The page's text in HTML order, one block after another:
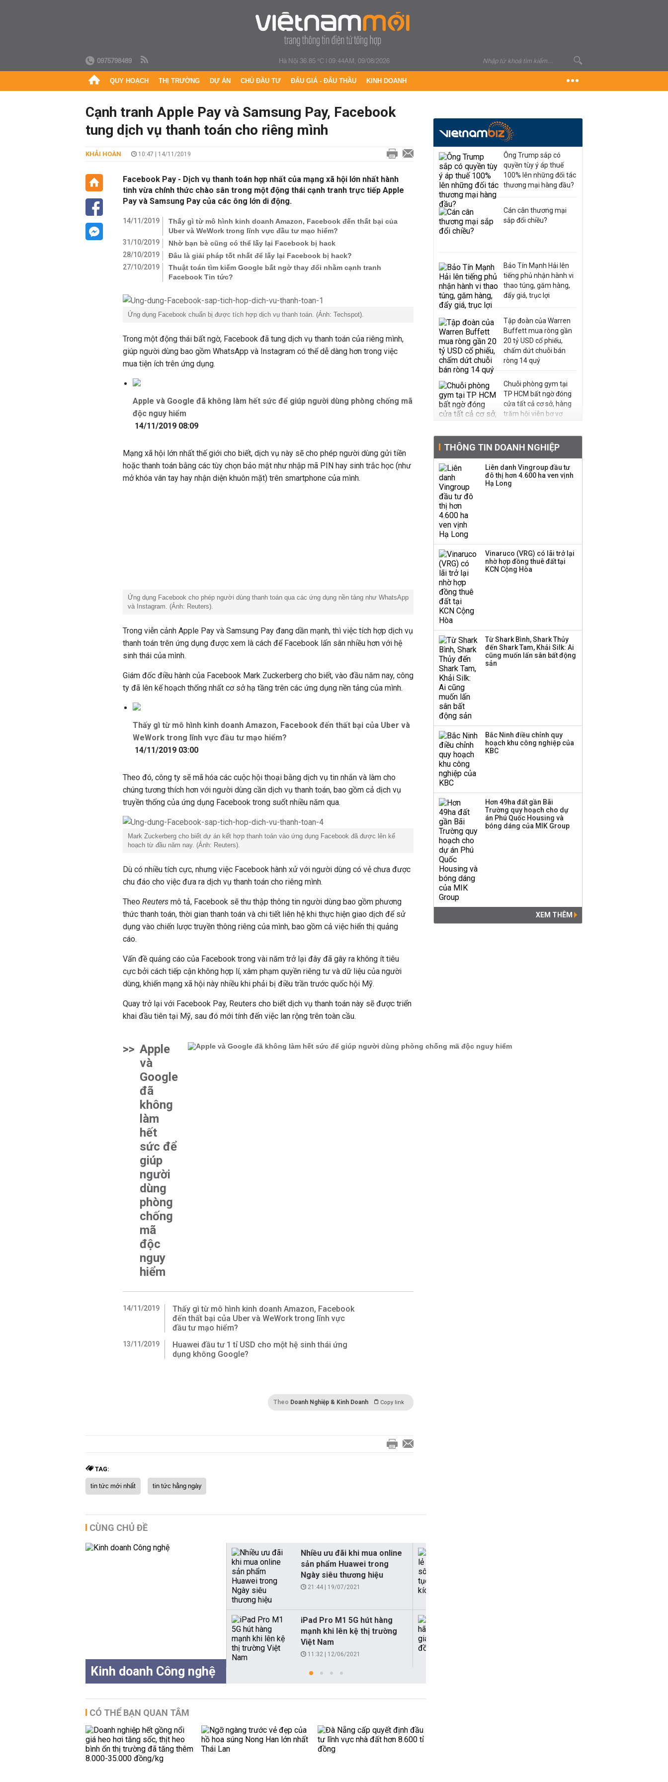
0975798489 Hà Nội 36.85 °C|09:44AM, 09/08/2026
QUY HOẠCH THỊ TRƯỜNG DỰ ÁN CHỦ ĐẦU TƯ ĐẤU GIÁ - ĐẤU THẦU KINH DOANH
Cạnh tranh Apple Pay và Samsung Pay, Facebook
tung dịch vụ thanh toán cho riêng mình
KHẢI HOÀN 10:47 | 14/11/2019
Facebook Pay - Dịch vụ thanh toán hợp nhất của mạng xã hội lớn nhất hành
tinh vừa chính thức chào sân trong một động thái cạnh tranh trực tiếp Apple
Pay và Samsung Pay của các ông lớn di động.
14/11/2019
Thấy gì từ mô hình kinh doanh Amazon, Facebook đến thất bại của
Uber và WeWork trong lĩnh vực đầu tư mạo hiểm?
31/10/2019
Nhờ bạn bè cũng có thể lấy lại Facebook bị hack
28/10/2019
Đâu là giải pháp tốt nhất để lấy lại Facebook bị hack?
27/10/2019
Thuật toán tìm kiếm Google bất ngờ thay đổi nhằm cạnh tranh
Facebook Tin tức?
Ứng dụng Facebook chuẩn bị được tích hợp dịch vụ thanh toán. (Ảnh: Techspot).
Trong một động thái bất ngờ, Facebook đã tung dịch vụ thanh toán của riêng mình,
giúp người dùng bao gồm WhatsApp và Instagram có thể dễ dàng hơn trong việc
mua tiện ích trên ứng dụng.
Apple và Google đã không làm hết sức để giúp người dùng phòng chống mã
độc nguy hiểm
14/11/2019 08:09
Mạng xã hội lớn nhất thế giới cho biết, dịch vụ này sẽ cho phép người dùng gửi tiền
hoặc thanh toán bằng các tùy chọn bảo mật như nhập mã PIN hay sinh trắc học (như
mở khóa vân tay hay nhận diện khuôn mặt) trên smartphone của mình.
Ứng dụng Facebook cho phép người dùng thanh toán qua các ứng dụng nền tảng như WhatsApp
và Instagram. (Ảnh: Reuters).
Trong viễn cảnh Apple Pay và Samsung Pay đang dần mạnh, thì việc tích hợp dịch vụ
thanh toán trên ứng dụng được xem là cách để Facebook lấn sân nhiều hơn với hệ
sinh thái của mình.
Giám đốc điều hành của Facebook Mark Zuckerberg cho biết, vào đầu năm nay, công
ty đã lên kế hoạch thống nhất cơ sở hạ tầng trên các ứng dụng nền tảng của mình.
Thấy gì từ mô hình kinh doanh Amazon, Facebook đến thất bại của Uber và
WeWork trong lĩnh vực đầu tư mạo hiểm?
14/11/2019 03:00
Theo đó, công ty sẽ mã hóa các cuộc hội thoại bằng dịch vụ tin nhắn và làm cho
chúng tương thích hơn với người dùng cần dịch vụ thanh toán, bao gồm cả dịch vụ
truyền thống của ứng dụng Facebook trong suốt nhiều năm qua.
Mark Zuckerberg cho biết dự án kết hợp thanh toán vào ứng dụng Facebook đã được lên kế
hoạch từ đầu năm nay. (Ảnh: Reuters).
Dù có nhiều tích cực, nhưng việc Facebook hành xử với người dùng có vẻ chưa được
chu đáo cho việc đưa ra dịch vụ thanh toán cho riêng mình.
Theo Reuters mô tả, Facebook sẽ thu thập thông tin người dùng bao gồm phương
thức thanh toán, thời gian thanh toán và chi tiết liên hệ khi thực hiện giao dịch để sử
dụng vào chiến lược truyền thông riêng của mình, bao gồm cả việc hiển thị quảng
cáo.
Vấn đề quảng cáo của Facebook trong vài năm trở lại đây đã gây ra không ít tiêu
cực bởi cách tiếp cận không hợp lí, xâm phạm quyền riêng tư và dữ liệu của người
dùng, khiến mạng xã hội này nhiều khi phải bị điều trần trước quốc hội Mỹ.
Quay trở lại với Facebook Pay, Reuters cho biết dịch vụ thanh toán này sẽ được triển
khai đầu tiên tại Mỹ, sau đó mới tính đến việc lan rộng trên toàn cầu.
>> Apple
và
Google
đã
không
làm
hết
sức để
giúp
người
dùng
phòng
chống
mã
độc
nguy
hiểm
14/11/2019
Thấy gì từ mô hình kinh doanh Amazon, Facebook
đến thất bại của Uber và WeWork trong lĩnh vực
đầu tư mạo hiểm?
13/11/2019
Huawei đầu tư 1 tỉ USD cho một hệ sinh thái ứng
dụng không Google?
Theo Doanh Nghiệp & Kinh Doanh Copy link
TAG:
tin tức mới nhất tin tức hằng ngày
CÙNG CHỦ ĐỀ
Kinh doanh Công nghệ
Nhiều ưu đãi khi mua online
sản phẩm Huawei trong
Ngày siêu thương hiệu
21:44 | 19/07/2021
iPad Pro M1 5G hút hàng
mạnh khi lên kệ thị trường
Việt Nam
11:32 | 12/06/2021
CÓ THỂ BẠN QUAN TÂM
Ông Trump sắp có
quyền tùy ý áp thuế
100% lên những đối tác
thương mại hàng đầu?
Cán cân thương mại
sắp đổi chiều?
Bảo Tín Mạnh Hải lên
tiếng phủ nhận hành vi
thao túng, găm hàng,
đẩy giá, trục lợi
Tập đoàn của Warren
Buffett mua ròng gần
20 tỷ USD cổ phiếu,
chấm dứt chuỗi bán
ròng 14 quý
Chuỗi phòng gym tại
TP HCM bất ngờ đóng
cửa tất cả cơ sở, hàng
trăm hội viên bơ vơ
tiếng đứng sau tiệm
vàng Mi Hồng: Từ phụ
xe, sửa đồ điện tử cũ
đến gây dựng thương
hiệu hơn 35 năm tuổi
Mi Hồng lên tiếng sau
bất thường liên quan
đến vấn đề nộp thuế
THÔNG TIN DOANH NGHIỆP
Liên danh Vingroup đầu tư
đô thị hơn 4.600 ha ven vịnh
Hạ Long
Vinaruco (VRG) có lãi trở lại
nhờ hợp đồng thuê đất tại
KCN Cộng Hòa
Từ Shark Bình, Shark Thủy
đến Shark Tam, Khải Silk: Ai
cũng muốn lấn sân bất động
sản
Bắc Ninh điều chỉnh quy
hoạch khu công nghiệp của
KBC
Hơn 49ha đất gần Bãi
Trường quy hoạch cho dự
án Phú Quốc Housing và
bóng dáng của MIK Group
XEM THÊM